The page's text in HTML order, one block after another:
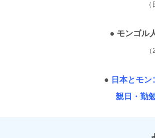
● モンゴル
● 日本とモン
親日・勤